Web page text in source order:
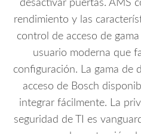
desactivar puertas. AMS
rendimiento y las
control de acceso de
usuario moderna que
configuración. La gama de
acceso de Bosch
integrar fácilmente. La
seguridad de TI es